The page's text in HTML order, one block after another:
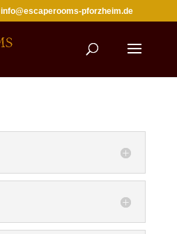
info@escaperooms-pforzheim.de